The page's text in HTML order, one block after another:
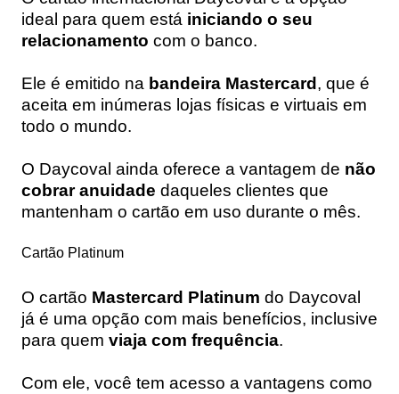
ideal para quem está iniciando o seu
relacionamento com o banco.
Ele é emitido na bandeira Mastercard , que é
aceita em inúmeras lojas físicas e virtuais em
todo o mundo.
O Daycoval ainda oferece a vantagem de não
cobrar anuidade daqueles clientes que
mantenham o cartão em uso durante o mês.
Cartão Platinum
O cartão Mastercard Platinum do Daycoval
já é uma opção com mais benefícios, inclusive
para quem viaja com frequência.
Com ele, você tem acesso a vantagens como